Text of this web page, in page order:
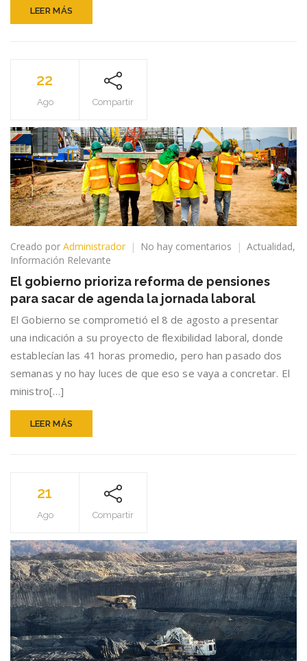
LEER MÁS
22
Ago Compartir
Creado por Administrador No hay comentarios
en
prioriza
reforma
pensiones
para
sacar
de
Actualidad,
Información Relevante
El gobierno prioriza reforma de pensiones
para sacar de agenda la jornada laboral
El Gobierno se comprometió el 8 de agosto a presentar
una indicación a su proyecto de flexibilidad laboral, donde
establecían las 41 horas promedio, pero han pasado dos
semanas y no hay luces de que eso se vaya a concretar. El
ministro[…]
LEER MÁS
21
Ago Compartir